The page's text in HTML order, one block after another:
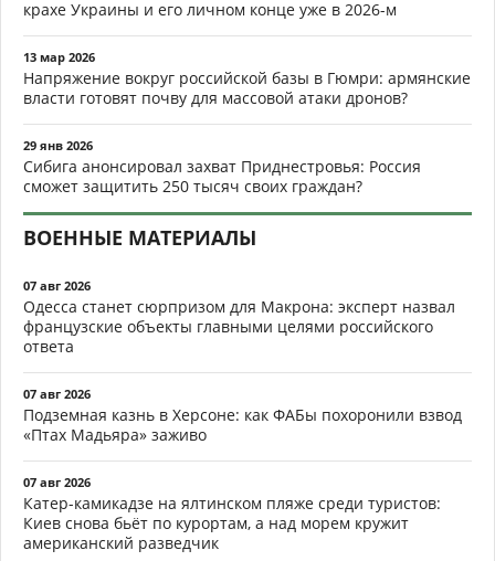
крахе Украины и его личном конце уже в 2026-м
13 мар 2026
Напряжение вокруг российской базы в Гюмри: армянские
власти готовят почву для массовой атаки дронов?
29 янв 2026
Сибига анонсировал захват Приднестровья: Россия
сможет защитить 250 тысяч своих граждан?
ВОЕННЫЕ МАТЕРИАЛЫ
07 авг 2026
Одесса станет сюрпризом для Макрона: эксперт назвал
французские объекты главными целями российского
ответа
07 авг 2026
Подземная казнь в Херсоне: как ФАБы похоронили взвод
«Птах Мадьяра» заживо
07 авг 2026
Катер-камикадзе на ялтинском пляже среди туристов:
Киев снова бьёт по курортам, а над морем кружит
американский разведчик